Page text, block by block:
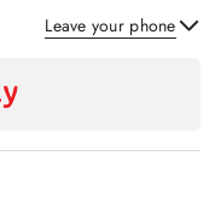
Leave your phone